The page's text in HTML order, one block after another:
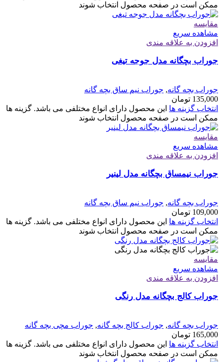
ممکن است در صفحه محصول انتخاب شوند
مقایسه
مشاهده سریع
افزودن به علاقه مندی
جوراب بچگانه مدل جوجه تیغی
جوراب بچه گانه, جوراب نیم ساق بچه گانه
135,000 تومان
انتخاب گزینه ها این محصول دارای انواع مختلفی می باشد. گزینه ها
ممکن است در صفحه محصول انتخاب شوند
مقایسه
مشاهده سریع
افزودن به علاقه مندی
جوراب نیمساق بچگانه مدل لینیر
جوراب بچه گانه, جوراب نیم ساق بچه گانه
109,000 تومان
انتخاب گزینه ها این محصول دارای انواع مختلفی می باشد. گزینه ها
ممکن است در صفحه محصول انتخاب شوند
مقایسه
مشاهده سریع
افزودن به علاقه مندی
جوراب کالج بچگانه مدل رنگی
جوراب بچه گانه, جوراب کالج بچه گانه, جوراب مچی بچه گانه
165,000 تومان
انتخاب گزینه ها این محصول دارای انواع مختلفی می باشد. گزینه ها
ممکن است در صفحه محصول انتخاب شوند